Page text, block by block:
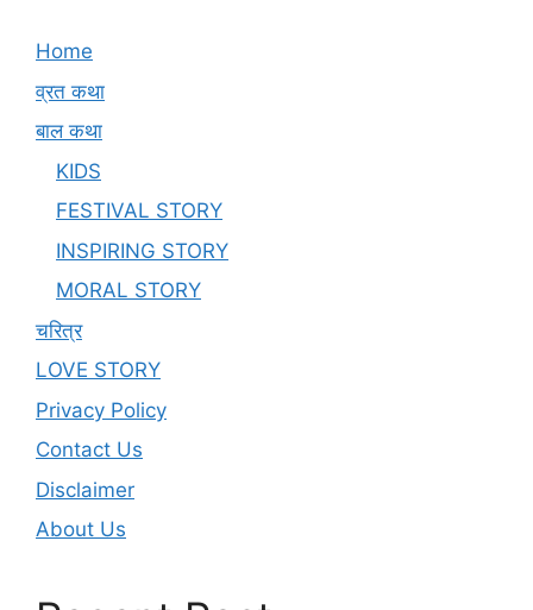
Home
व्रत कथा
बाल कथा
KIDS
FESTIVAL STORY
INSPIRING STORY
MORAL STORY
चरित्र
LOVE STORY
Privacy Policy
Contact Us
Disclaimer
About Us